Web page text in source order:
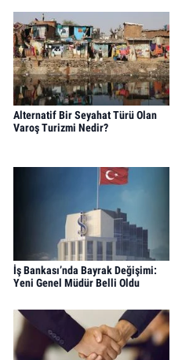
Alternatif Bir Seyahat Türü Olan
Varoş Turizmi Nedir?
İş Bankası’nda Bayrak Değişimi:
Yeni Genel Müdür Belli Oldu